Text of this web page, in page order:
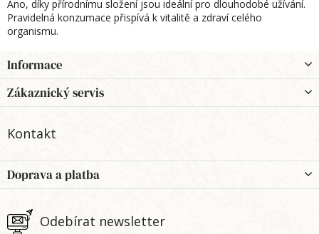
Ano, díky přírodnímu složení jsou ideální pro dlouhodobé užívání.
Pravidelná konzumace přispívá k vitalitě a zdraví celého
organismu.
á
p
a
Informace
Zákaznický servis
Kontakt
Odebírat newsletter
Doprava a platba